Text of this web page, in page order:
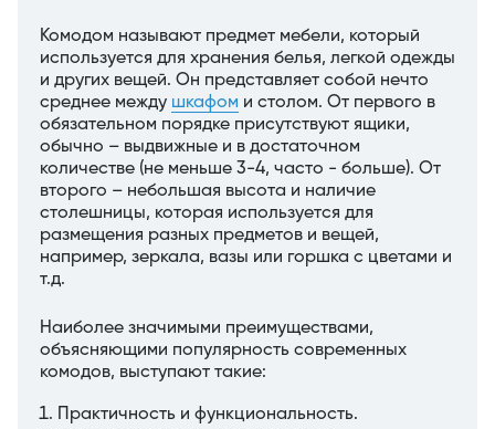
Комодом называют предмет мебели, который
используется для хранения белья, легкой одежды
и других вещей. Он представляет собой нечто
среднее между шкафом и столом. От первого в
обязательном порядке присутствуют ящики,
обычно – выдвижные и в достаточном
количестве (не меньше 3-4, часто - больше). От
второго – небольшая высота и наличие
столешницы, которая используется для
размещения разных предметов и вещей,
например, зеркала, вазы или горшка с цветами и
т.д.
Наиболее значимыми преимуществами,
объясняющими популярность современных
комодов, выступают такие:
Практичность и функциональность.